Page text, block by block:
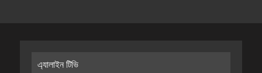
এ্যালাইন টিভি